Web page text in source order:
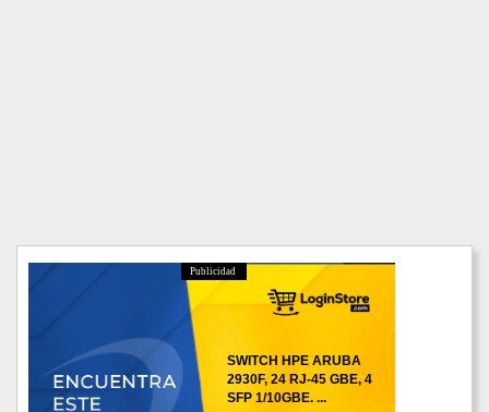
Publicidad
SWITCH HPE ARUBA
2930F, 24 RJ-45 GBE, 4
SFP 1/10GBE. ...